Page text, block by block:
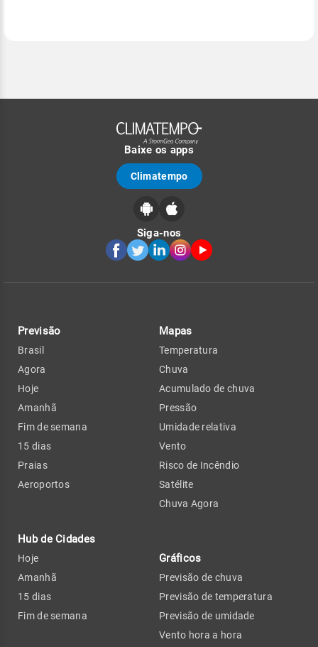
Baixe os apps
Climatempo
Siga-nos
Previsão
Brasil
Agora
Hoje
Amanhã
Fim de semana
15 dias
Praias
Aeroportos
Hub de Cidades
Hoje
Amanhã
15 dias
Fim de semana
Mapas
Temperatura
Chuva
Acumulado de chuva
Pressão
Umidade relativa
Vento
Risco de Incêndio
Satélite
Chuva Agora
Gráficos
Previsão de chuva
Previsão de temperatura
Previsão de umidade
Vento hora a hora